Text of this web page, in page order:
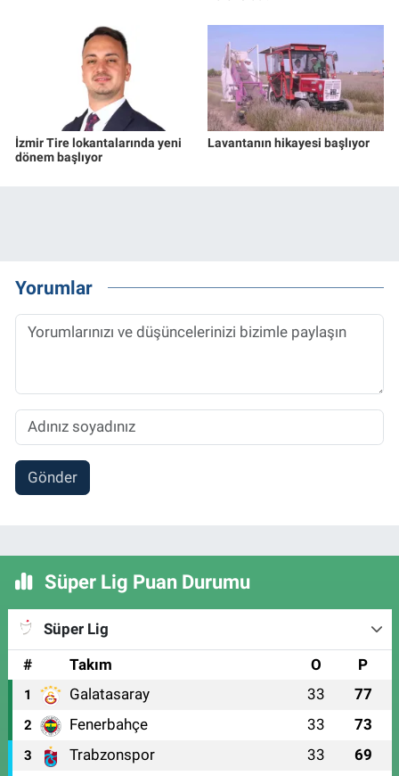
İzmir Tire lokantalarında yeni
dönem başlıyor
Lavantanın hikayesi başlıyor
Yorumlar
Gönder
Süper Lig Puan Durumu
Süper Lig
#
Takım O P
1 Galatasaray 33 77
2 Fenerbahçe 33 73
3 Trabzonspor 33 69